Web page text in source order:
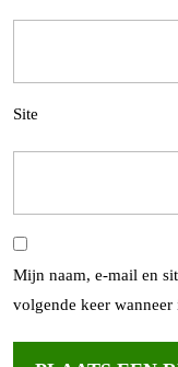
Site
Mijn naam, e-mail en
volgende keer wanneer